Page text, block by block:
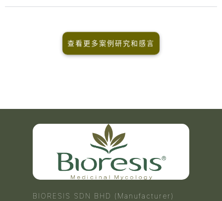
查看更多案例研究和感言
BIORESIS SDN BHD (Manufacturer)